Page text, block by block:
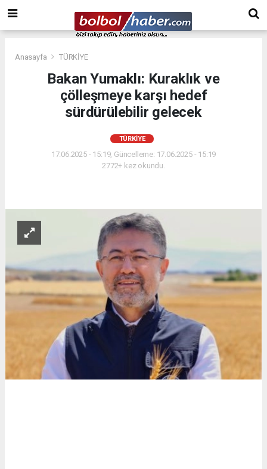
Anasayfa TÜRKİYE
Bakan Yumaklı: Kuraklık ve
çölleşmeye karşı hedef
sürdürülebilir gelecek
TÜRKİYE
17.06.2025 - 15:19, Güncelleme: 17.06.2025 - 15:19
2772+ kez okundu.